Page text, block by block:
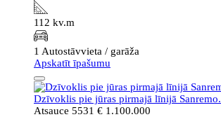
112 kv.m
1 Autostāvvieta / garāža
Apskatīt īpašumu
Dzīvoklis pie jūras pirmajā līnijā Sanremo.
Atsauce 5531 € 1.100.000